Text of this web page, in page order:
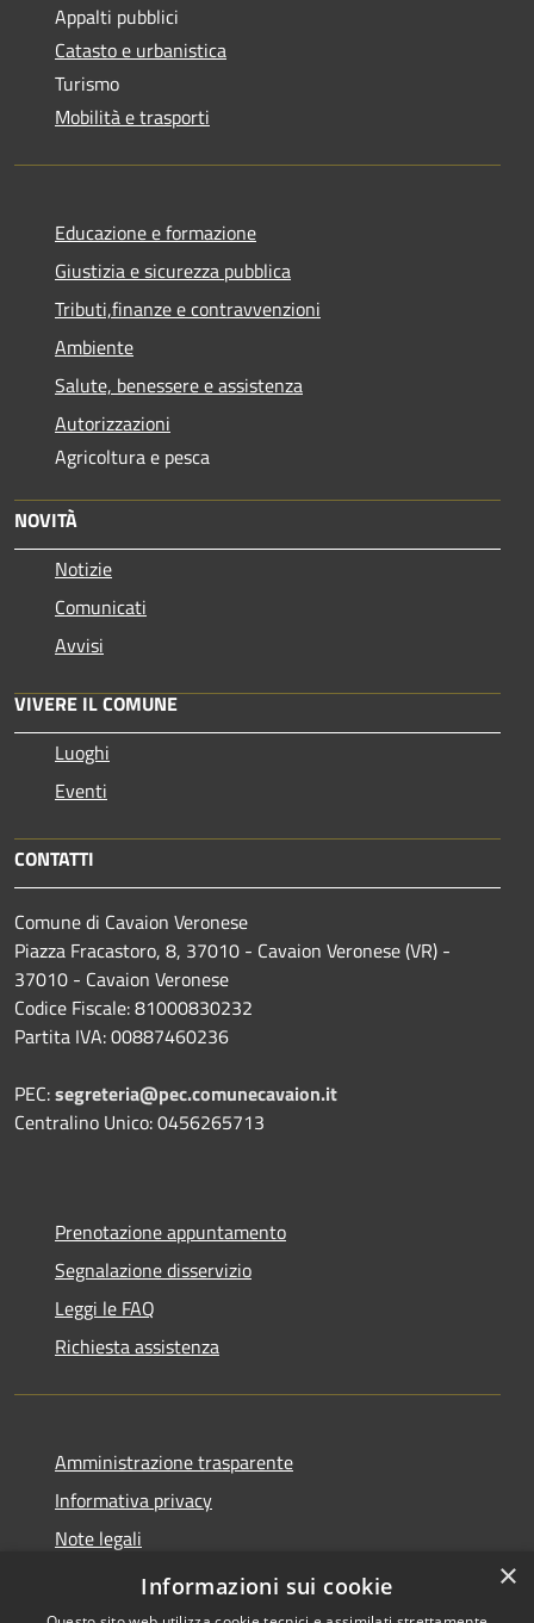
Appalti pubblici
Catasto e urbanistica
Turismo
Mobilità e trasporti
Educazione e formazione
Giustizia e sicurezza pubblica
Tributi,finanze e contravvenzioni
Ambiente
Salute, benessere e assistenza
Autorizzazioni
Agricoltura e pesca
NOVITÀ
Notizie
Comunicati
Avvisi
VIVERE IL COMUNE
Luoghi
Eventi
CONTATTI
Comune di Cavaion Veronese
Piazza Fracastoro, 8, 37010 - Cavaion Veronese (VR) -
37010 - Cavaion Veronese
Codice Fiscale: 81000830232
Partita IVA: 00887460236
PEC:segreteria@pec.comunecavaion.it
Centralino Unico: 0456265713
Prenotazione appuntamento
Segnalazione disservizio
Leggi le FAQ
Richiesta assistenza
Amministrazione trasparente
Informativa privacy
Note legali
Dichiarazione di accessibilità
×
Informazioni sui cookie